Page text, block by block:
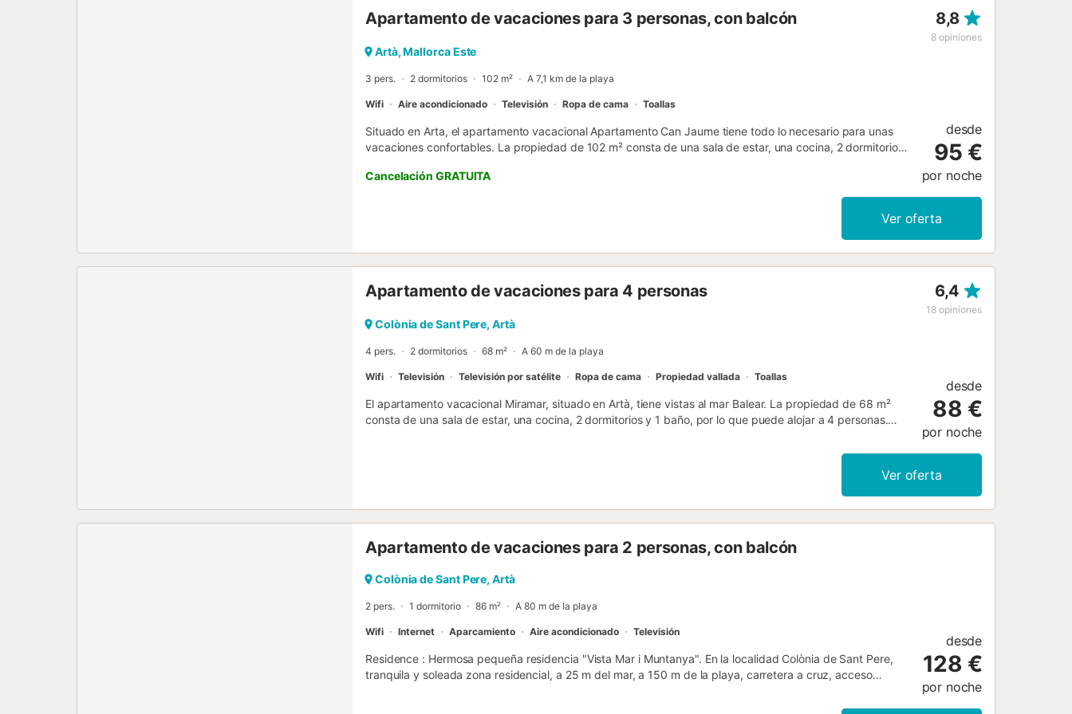
Apartamento de vacaciones para 3 personas, con balcón 8,8
8 opiniones
Artà, Mallorca Este
3 pers. 2 dormitorios 102 m² A 7,1 km de la playa
Wifi Aire acondicionado Televisión Ropa de cama Toallas
Situado en Arta, el apartamento vacacional Apartamento Can Jaume tiene todo lo necesario para unas
vacaciones confortables. La propiedad de 102 m² consta de una sala de estar, una cocina, 2 dormitorios
velocidad (apto para videollamadas), televisión, aire acondicionado, lavadora y secadora. También hay
una trona disponible. Este alquiler de vacaciones cuenta con un balcón privado para relajarse por la
fumar ni celebrar eventos. La propiedad no tiene escalones en el interior. Esta propiedad tiene directrices
para ayudar a los huéspedes con la correcta separación de residuos. Se proporciona más información en
Cancelación GRATUITA
desde
95 €
por noche
Ver oferta
Apartamento de vacaciones para 4 personas 6,4
18 opiniones
Colònia de Sant Pere, Artà
4 pers. 2 dormitorios 68 m² A 60 m de la playa
Wifi Televisión Televisión por satélite Ropa de cama Propiedad vallada Toallas
El apartamento vacacional Miramar, situado en Artà, tiene vistas al mar Balear. La propiedad de 68 m²
consta de una sala de estar, una cocina, 2 dormitorios y 1 baño, por lo que puede alojar a 4 personas.
alquiler vacacional ofrece un espacio exterior privado con terraza descubierta y barbacoa. La propiedad
aparcamiento gratuito en la calle. No se permiten mascotas, fumar ni celebrar eventos. Este inmueble no
desde
88 €
por noche
Ver oferta
Apartamento de vacaciones para 2 personas, con balcón
Colònia de Sant Pere, Artà
2 pers. 1 dormitorio 86 m² A 80 m de la playa
Wifi Internet Aparcamiento Aire acondicionado Televisión
Residence : Hermosa pequeña residencia "Vista Mar i Muntanya". En la localidad Colònia de Sant Pere,
tranquila y soleada zona residencial, a 25 m del mar, a 150 m de la playa, carretera a cruz, acceso
conexión WIFI, aire acondicionado, lavadora. Plaza de aparcamiento, garaje compartido No. 14. Tienda
desde
128 €
por noche